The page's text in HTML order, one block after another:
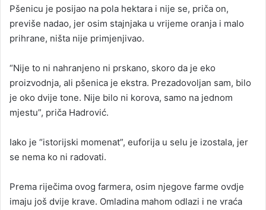
Pšenicu je posijao na pola hektara i nije se, priča on,
previše nadao, jer osim stajnjaka u vrijeme oranja i malo
prihrane, ništa nije primjenjivao.
“Nije to ni nahranjeno ni prskano, skoro da je eko
proizvodnja, ali pšenica je ekstra. Prezadovoljan sam, bilo
je oko dvije tone. Nije bilo ni korova, samo na jednom
mjestu”, priča Hadrović.
Iako je “istorijski momenat”, euforija u selu je izostala, jer
se nema ko ni radovati.
Prema riječima ovog farmera, osim njegove farme ovdje
imaju još dvije krave. Omladina mahom odlazi i ne vraća